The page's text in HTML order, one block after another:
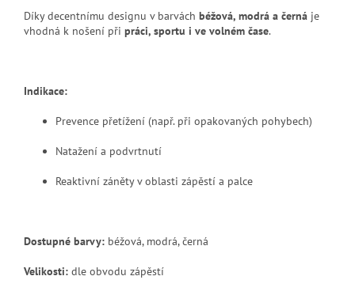
Díky decentnímu designu v barvách béžová, modrá a černá je
vhodná k nošení při práci, sportu i ve volném čase.
Indikace:
Prevence přetížení (např. při opakovaných pohybech)
Natažení a podvrtnutí
Reaktivní záněty v oblasti zápěstí a palce
Dostupné barvy: béžová, modrá, černá
Velikosti: dle obvodu zápěstí